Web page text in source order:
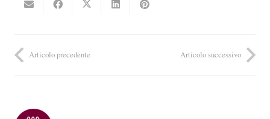
Articolo precedente Articolo successivo